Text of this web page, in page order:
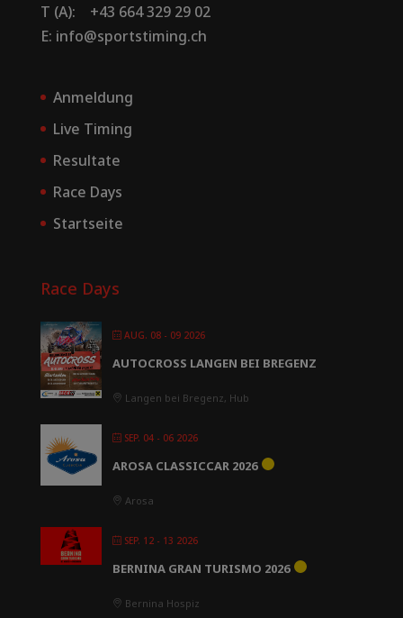
T (A): +43 664 329 29 02
E: info@sportstiming.ch
Anmeldung
Live Timing
Resultate
Race Days
Startseite
Race Days
AUG. 08 - 09 2026
AUTOCROSS LANGEN BEI BREGENZ
Langen bei Bregenz, Hub
SEP. 04 - 06 2026
AROSA CLASSICCAR 2026
Arosa
SEP. 12 - 13 2026
BERNINA GRAN TURISMO 2026
Bernina Hospiz